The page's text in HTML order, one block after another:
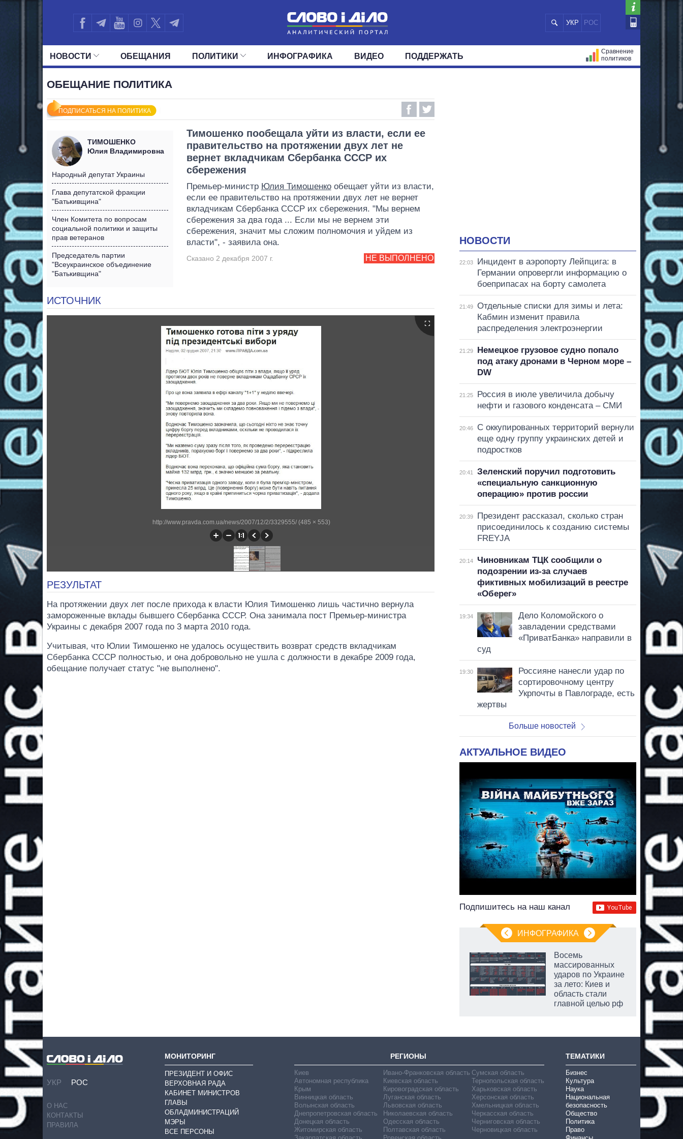
УКР РОС
НОВОСТИ
МИР
ОБЕЩАНИЯ ПОЛИТИКИ
ОКРУГА
ИНФОГРАФИКА ВИДЕО ПОДДЕРЖАТЬ
Сравнение
политиков
ОБЕЩАНИЕ ПОЛИТИКА
ПОДПИСАТЬСЯ НА ПОЛИТИКА
ТИМОШЕНКО
Юлия Владимировна
Народный депутат Украины
Глава депутатской фракции
"Батькивщина"
Член Комитета по вопросам
социальной политики и защиты
прав ветеранов
Председатель партии
"Всеукраинское объединение
"Батькивщина"
Тимошенко пообещала уйти из власти, если ее
правительство на протяжении двух лет не
вернет вкладчикам Сбербанка СССР их
сбережения
Премьер-министр Юлия Тимошенкообещает уйти из власти,
если ее правительство на протяжении двух лет не вернет
вкладчикам Сбербанка СССР их сбережения. "Мы вернем
сбережения за два года ... Если мы не вернем эти
сбережения, значит мы сложим полномочия и уйдем из
власти", - заявила она.
НЕ ВЫПОЛНЕНО
Сказано 2 декабря 2007 г.
ИСТОЧНИК
http://www.pravda.com.ua/news/2007/12/2/3329555/ (485 × 553)
РЕЗУЛЬТАТ
На протяжении двух лет после прихода к власти Юлия Тимошенко лишь частично вернула
замороженные вклады бывшего Сбербанка СССР. Она занимала пост Премьер-министра
Украины с декабря 2007 года по 3 марта 2010 года.
Учитывая, что Юлии Тимошенко не удалось осуществить возврат средств вкладчикам
Сбербанка СССР полностью, и она добровольно не ушла с должности в декабре 2009 года,
обещание получает статус "не выполнено".
НОВОСТИ
22:03
Инцидент в аэропорту Лейпцига: в
Германии опровергли информацию о
боеприпасах на борту самолета
21:49
Отдельные списки для зимы и лета:
Кабмин изменит правила
распределения электроэнергии
21:29
Немецкое грузовое судно попало
под атаку дронами в Черном море –
DW
21:25
Россия в июле увеличила добычу
нефти и газового конденсата – СМИ
20:46
С оккупированных территорий вернули
еще одну группу украинских детей и
подростков
20:41
Зеленский поручил подготовить
«специальную санкционную
операцию» против россии
20:39
Президент рассказал, сколько стран
присоединилось к созданию системы
FREYJA
20:14
Чиновникам ТЦК сообщили о
подозрении из-за случаев
фиктивных мобилизаций в реестре
«Оберег»
19:34
Дело Коломойского о
завладении средствами
«ПриватБанка» направили в
суд
19:30
Россияне нанесли удар по
сортировочному центру
Укрпочты в Павлограде, есть
жертвы
Больше новостей
АКТУАЛЬНОЕ ВИДЕО
Подпишитесь на наш канал
ИНФОГРАФИКА
Восемь
массированных
ударов по Украине
за лето: Киев и
область стали
главной целью рф
УКР РОС
О НАС
КОНТАКТЫ
ПРАВИЛА
МОНИТОРИНГ
ПРЕЗИДЕНТ И ОФИС
ВЕРХОВНАЯ РАДА
КАБИНЕТ МИНИСТРОВ
ГЛАВЫ
ОБЛАДМИНИСТРАЦИЙ
МЭРЫ
ВСЕ ПЕРСОНЫ
РЕГИОНЫ
Киев
Автономная республика
Крым
Винницкая область
Волынская область
Днепропетровская область
Донецкая область
Житомирская область
Ивано-Франковская область
Киевская область
Кировоградская область
Луганская область
Львовская область
Николаевская область
Одесская область
Полтавская область
Сумская область
Тернопольская область
Харьковская область
Херсонская область
Хмельницкая область
Черкасская область
Черниговская область
Черновицкая область
ТЕМАТИКИ
Бизнес
Культура
Наука
Национальная
безопасность
Общество
Политика
Право